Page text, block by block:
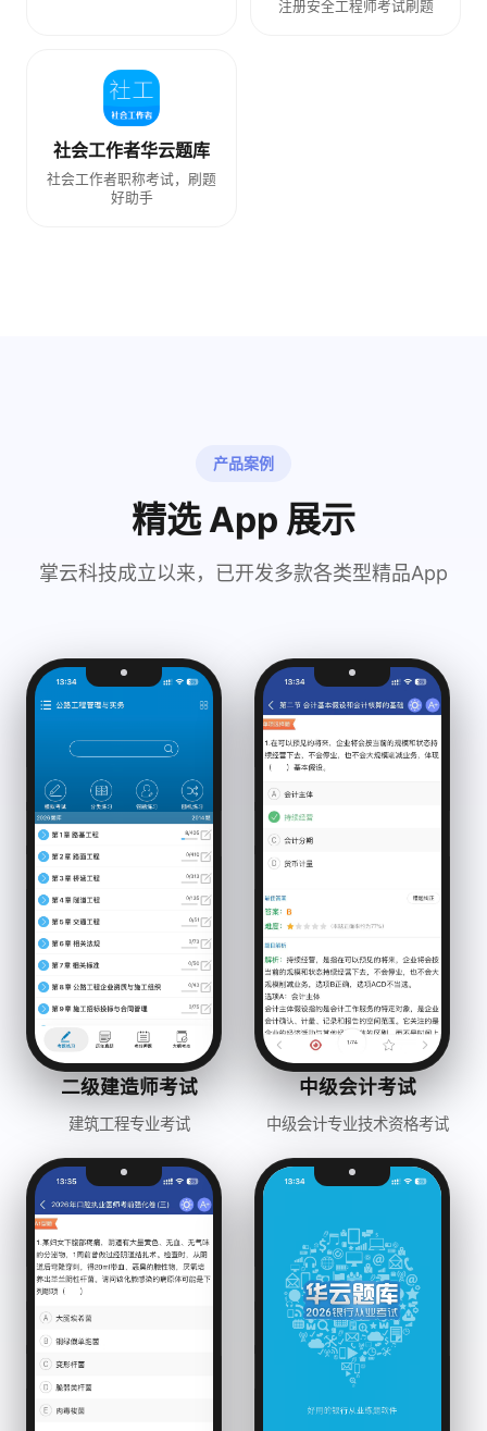
注册安全工程师考试刷题
社会工作者华云题库
社会工作者职称考试，刷题
好助手
产品案例
精选 App 展示
掌云科技成立以来，已开发多款各类型精品App
二级建造师考试
建筑工程专业考试
中级会计考试
中级会计专业技术资格考试